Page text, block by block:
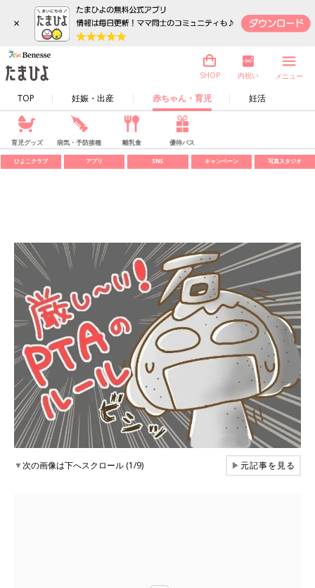
×
TOP 妊娠・出産 赤ちゃん・育児 妊活
SHOP 内祝い メニュー
育児グッズ 病気・予防接種 離乳食 優待パス
ひよこクラブ アプリ SNS キャンペーン 写真スタジオ
▼次の画像は下へスクロール (1/9) ▶元記事を見る